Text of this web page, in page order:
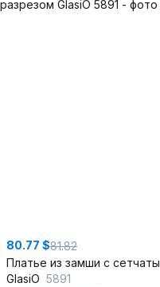
80.77 $81.82
GlasiO 5891